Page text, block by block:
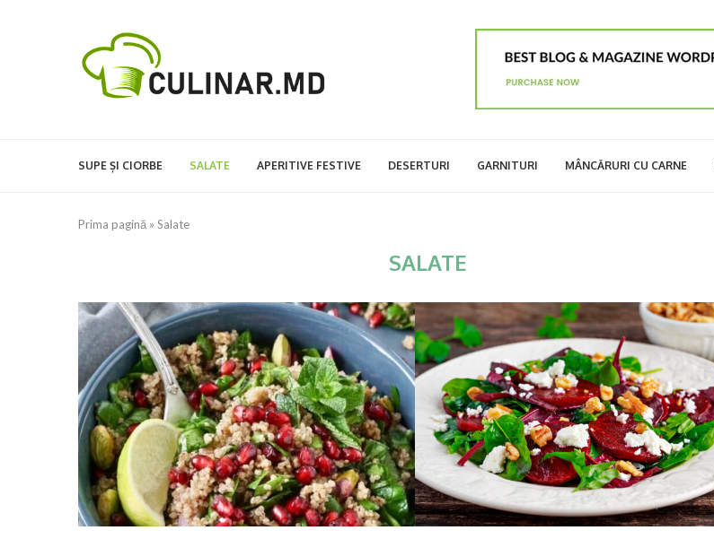
SUPE ȘI CIORBE SALATE APERITIVE FESTIVE DESERTURI GARNITURI MÂNCĂRURI CU CARNE
Prima pagină » Salate
SALATE